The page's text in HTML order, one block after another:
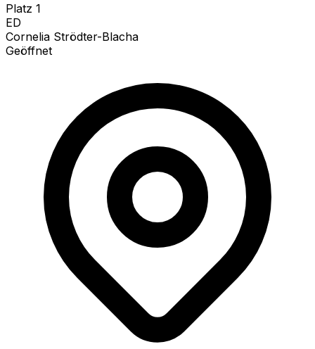
Platz 1
ED
Cornelia Strödter-Blacha
Geöffnet